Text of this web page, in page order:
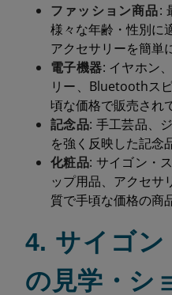
ファッション商品:
様々な年齢・性別に
アクセサリーを簡単
電子機器: イヤホン
リー、Bluetoothス
頃な価格で販売され
記念品: 手工芸品、
を強く反映した記念
化粧品: サイゴン・
ップ用品、アクセサ
質で手頃な価格の商
4. サイゴ
の見学・シ